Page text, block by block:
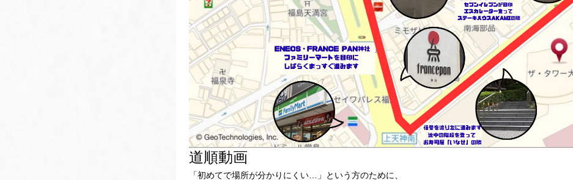
道順動画
「初めてで場所が分かりにくい…」という方のために、